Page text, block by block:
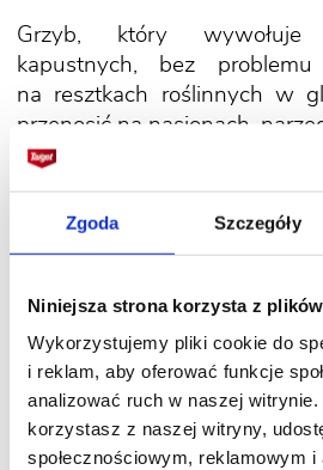
Zgoda Szczegóły
Niniejsza strona korzysta z
Wykorzystujemy pliki cookie do
i reklam, aby oferować funkcje
analizować ruch w naszej
korzystasz z naszej witryny,
społecznościowym, reklamowym i
Grzyb, który wywołuje
kapustnych, bez
na resztkach roślinnych w
przenosić na nasionach,
oraz poprzez wodę.
Objawy:mogą się pojawić
od siewu nasion. Na
plamki. Następnie tkanki
rakowacieją i zasychają.
są w dużym stopniu
nie rosną, mogą się
zdąży zawiązać główki,